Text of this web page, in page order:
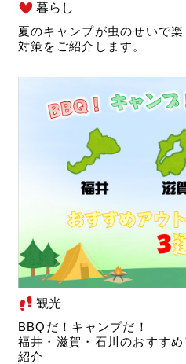
暮らし
夏のキャンプが虫のせいで
対策をご紹介します。
観光
BBQだ！キャンプだ！
福井・滋賀・石川のおすす
紹介